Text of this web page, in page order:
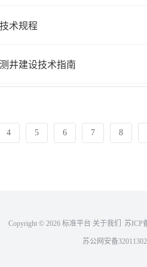
术规程
井建设技术指南
4 5 6 7 8
Copyright © 2026 标准平台 关于我们 苏ICP
苏公网安备